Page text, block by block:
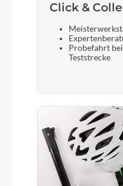
Click &
Probefahrt
Teststrecke